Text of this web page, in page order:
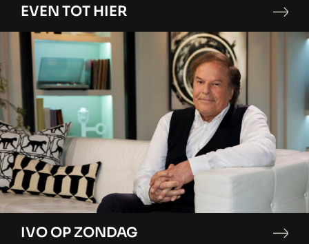
EVEN TOT HIER
IVO OP ZONDAG